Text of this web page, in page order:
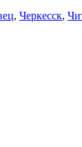
, Черкесск,